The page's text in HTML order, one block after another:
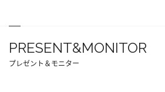
PRESENT&MONITOR
プレゼント＆モニター